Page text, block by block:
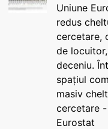
Uniune
redus
cercetare,
de
deceniu.
spațiul
masiv
cercetare
Eurostat